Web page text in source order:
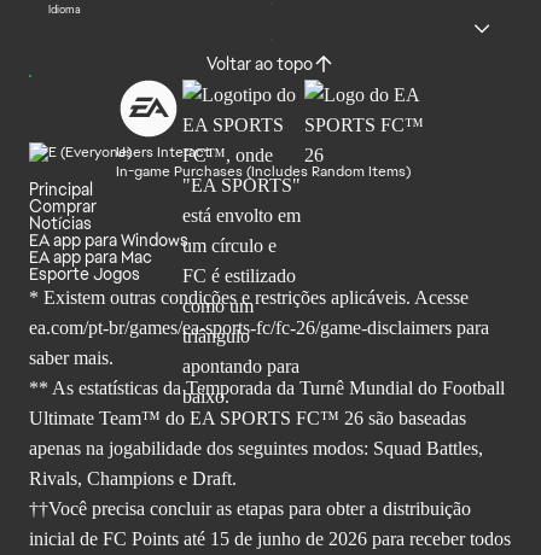
Idioma
Voltar ao topo
Users Interact
In-game Purchases (Includes Random Items)
Principal
Comprar
Notícias
EA app para Windows
EA app para Mac
Esporte Jogos
* Existem outras condições e restrições aplicáveis. Acesse
ea.com/pt-br/games/ea-sports-fc/fc-26/game-disclaimers para
saber mais.
** As estatísticas da Temporada da Turnê Mundial do Football
Ultimate Team™ do EA SPORTS FC™ 26 são baseadas
apenas na jogabilidade dos seguintes modos: Squad Battles,
Rivals, Champions e Draft.
††Você precisa concluir as etapas para obter a distribuição
inicial de FC Points até 15 de junho de 2026 para receber todos